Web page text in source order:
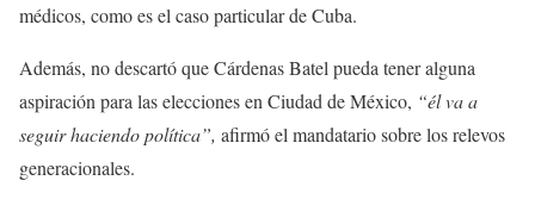
médicos, como es el caso particular de Cuba.
Además, no descartó que Cárdenas Batel pueda tener alguna
aspiración para las elecciones en Ciudad de México, “él va a
seguir haciendo política”, afirmó el mandatario sobre los relevos
generacionales.